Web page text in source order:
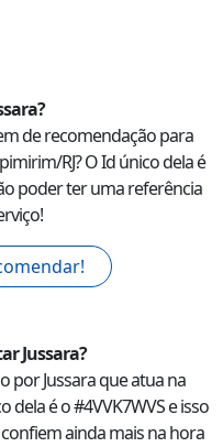
?
de recomendação para
/RJ? O Id único dela é
poder ter uma referência
Jussara?
porJussaraque atua na
dela é o #4VVK7WVSe isso
ainda mais na hora